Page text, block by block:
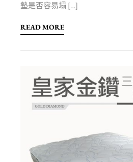
墊是否容易塌 […]
READ MORE